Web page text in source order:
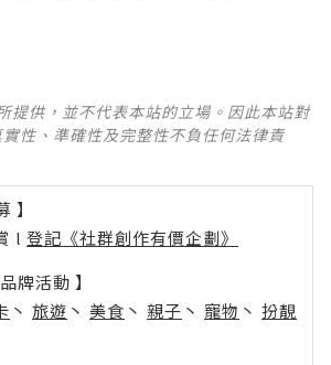
提供，並不代表本站的立場。因此本站對
性、準確性及完整性不負任何法律責
】
l 登記《社群創作有價企劃》
牌活動 】
丶 旅遊 丶 美食 丶 親子 丶 寵物 丶 扮靚